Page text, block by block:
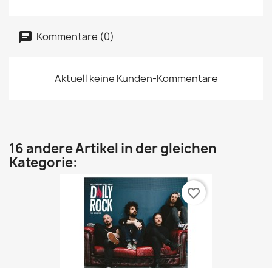
Kommentare (0)
Aktuell keine Kunden-Kommentare
16 andere Artikel in der gleichen
Kategorie:
favorite_border